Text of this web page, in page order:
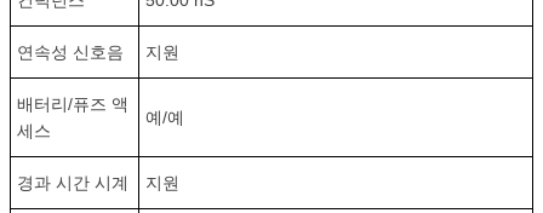
연속성 신호음 지원
배터리/퓨즈 액
세스
예/예
경과 시간 시계 지원